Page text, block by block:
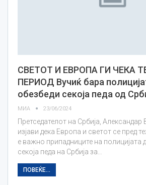
СВЕТОТ И ЕВРОПА ГИ ЧЕКА
ПЕРИОД Вучиќ бара
обезбеди секоја педа од
МИА 23/06/2024
Претседателот на Србија, Александар
изјави дека Европа и светот се пред
е важно припадниците на полицијата
секоја педа на Србија за…
ПОВЕЌЕ...